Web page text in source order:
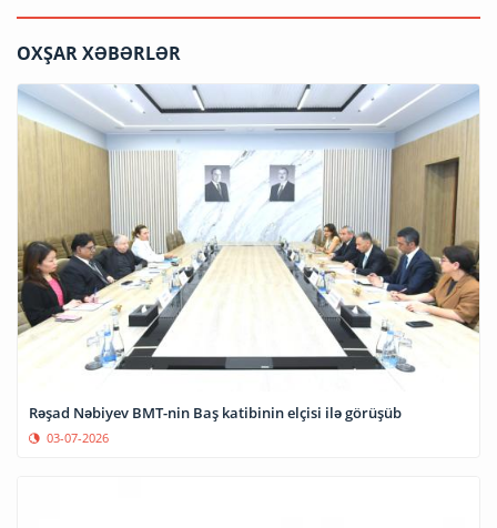
OXŞAR XƏBƏRLƏR
Rəşad Nəbiyev BMT-nin Baş katibinin elçisi ilə görüşüb
03-07-2026